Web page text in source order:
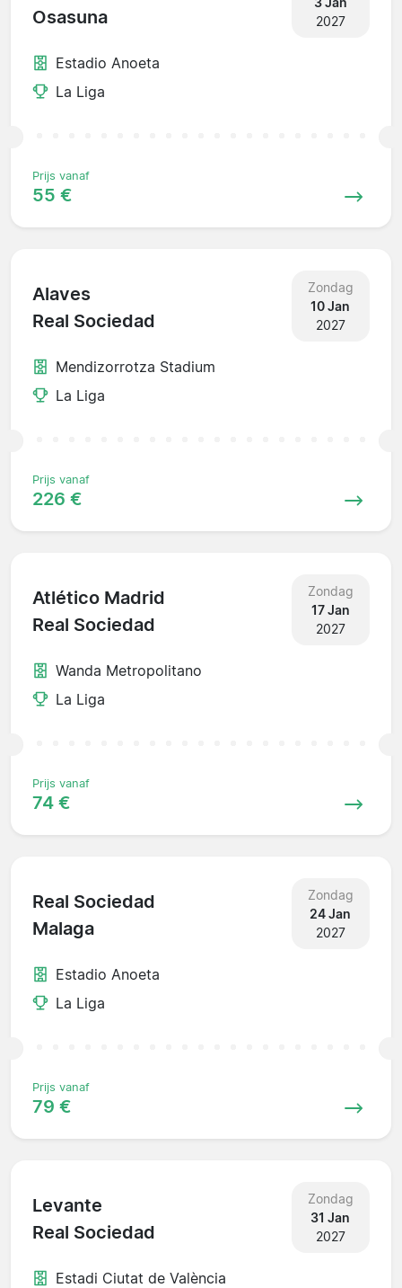
Osasuna
2027
Estadio Anoeta
La Liga
Prijs vanaf
55 €
Alaves
Real Sociedad
Zondag
10 Jan
2027
Mendizorrotza Stadium
La Liga
Prijs vanaf
226 €
Atlético Madrid
Real Sociedad
Zondag
17 Jan
2027
Wanda Metropolitano
La Liga
Prijs vanaf
74 €
Real Sociedad
Malaga
Zondag
24 Jan
2027
Estadio Anoeta
La Liga
Prijs vanaf
79 €
Levante
Real Sociedad
Zondag
31 Jan
2027
Estadi Ciutat de València